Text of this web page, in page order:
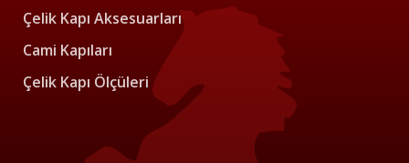
Çelik Kapı Aksesuarları
Cami Kapıları
Çelik Kapı Ölçüleri